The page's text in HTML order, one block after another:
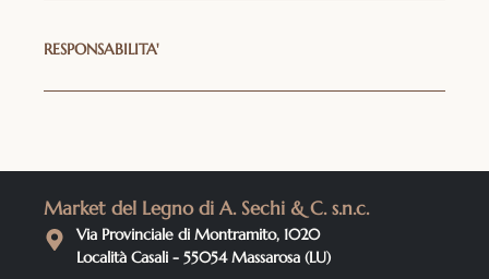
RESPONSABILITA'
Market del Legno di A. Sechi & C. s.n.c.
Via Provinciale di Montramito, 1020
Località Casali - 55054 Massarosa (LU)